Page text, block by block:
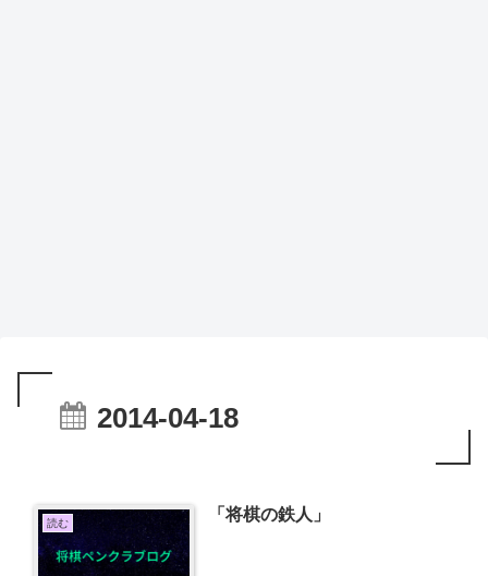
2014-04-18
読む 「将棋の鉄人」